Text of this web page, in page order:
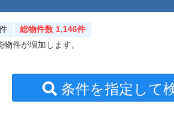
総物件数 1,146件
件が増加します。
条件を指定して